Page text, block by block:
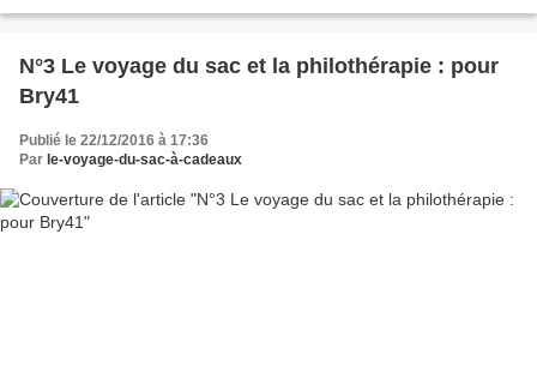
N°3 Le voyage du sac et la philothérapie : pour
Bry41
Publié le 22/12/2016 à 17:36
Par le-voyage-du-sac-à-cadeaux